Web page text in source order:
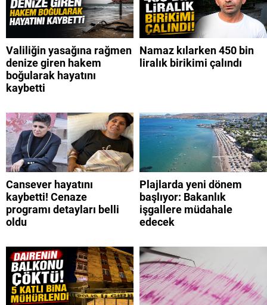
Valiliğin yasağına rağmen
denize giren hakem
boğularak hayatını
kaybetti
Namaz kılarken 450 bin
liralık birikimi çalındı
Cansever hayatını
kaybetti! Cenaze
programı detayları belli
oldu
Plajlarda yeni dönem
başlıyor: Bakanlık
işgallere müdahale
edecek